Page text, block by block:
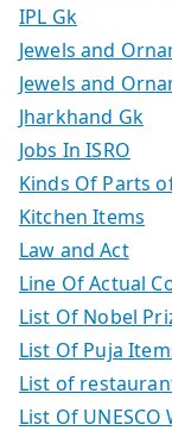
IPL Gk
Jewels and
Jewels and
Jharkhand Gk
Jobs In ISRO
Kinds Of Parts
Kitchen Items
Law and Act
Line Of Actual
List Of Nobel
List Of Puja
List of
List Of